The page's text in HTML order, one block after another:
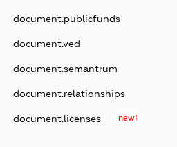
document.publicfunds
document.ved
document.semantrum
document.relationships
document.licenses new!